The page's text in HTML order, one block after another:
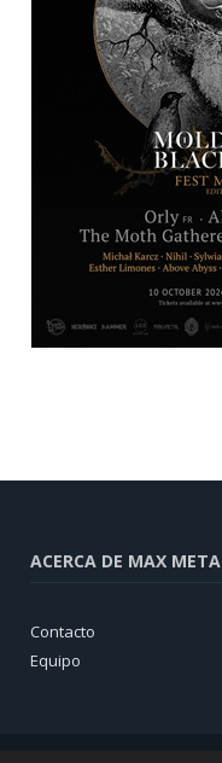
ACERCA DE MAX
Contacto
Equipo